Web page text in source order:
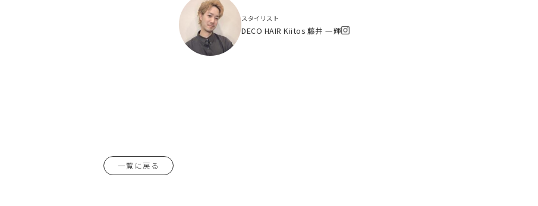
スタイリスト
DECO HAIR Kiitos 藤井 一輝
一覧に戻る